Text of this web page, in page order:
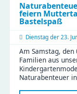
feiern
Bastelspaß
Dienstag der 23.
Am Samstag,
Familien aus
Naturabenteuer